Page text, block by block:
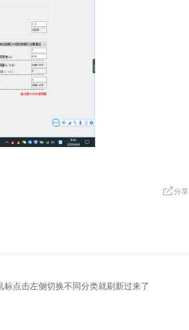
分享
点击左侧切换不同分类就刷新过来了